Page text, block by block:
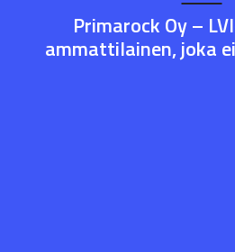
Primarock Oy –
ammattilainen, joka